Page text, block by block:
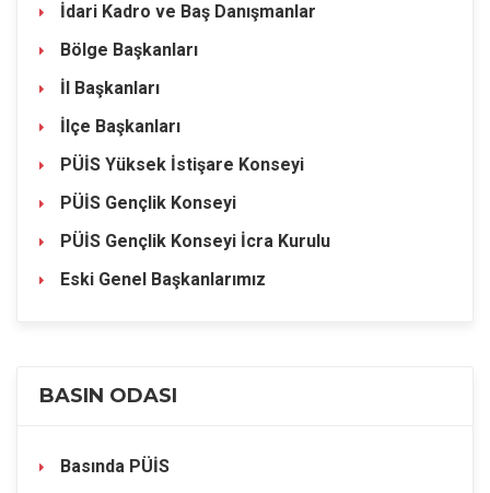
İdari Kadro ve Baş Danışmanlar
Bölge Başkanları
İl Başkanları
İlçe Başkanları
PÜİS Yüksek İstişare Konseyi
PÜİS Gençlik Konseyi
PÜİS Gençlik Konseyi İcra Kurulu
Eski Genel Başkanlarımız
BASIN ODASI
Basında PÜİS